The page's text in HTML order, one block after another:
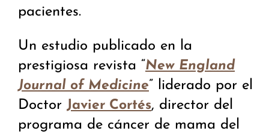
pacientes.
Un estudio publicado en la
prestigiosa revista “New England
Journal of Medicine” liderado por el
Doctor Javier Cortés, director del
programa de cáncer de mama del